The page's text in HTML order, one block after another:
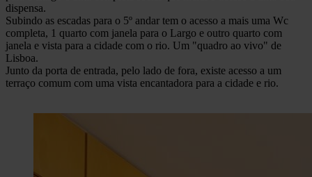
dispensa.
Subindo as escadas para o 5º andar tem o acesso a mais uma Wc
completa, 1 quarto com janela para o Largo e outro quarto com
janela e vista para a cidade com o rio. Um "quadro ao vivo" de
Lisboa.
Junto da porta de entrada, pelo lado de fora, existe acesso a um
terraço comum com uma vista encantadora para a cidade e rio.